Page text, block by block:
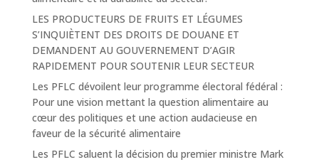
LES PRODUCTEURS DE FRUITS ET LÉGUMES
S’INQUIÈTENT DES DROITS DE DOUANE ET
DEMANDENT AU GOUVERNEMENT D’AGIR
RAPIDEMENT POUR SOUTENIR LEUR SECTEUR
Les PFLC dévoilent leur programme électoral fédéral :
Pour une vision mettant la question alimentaire au
cœur des politiques et une action audacieuse en
faveur de la sécurité alimentaire
Les PFLC saluent la décision du premier ministre Mark